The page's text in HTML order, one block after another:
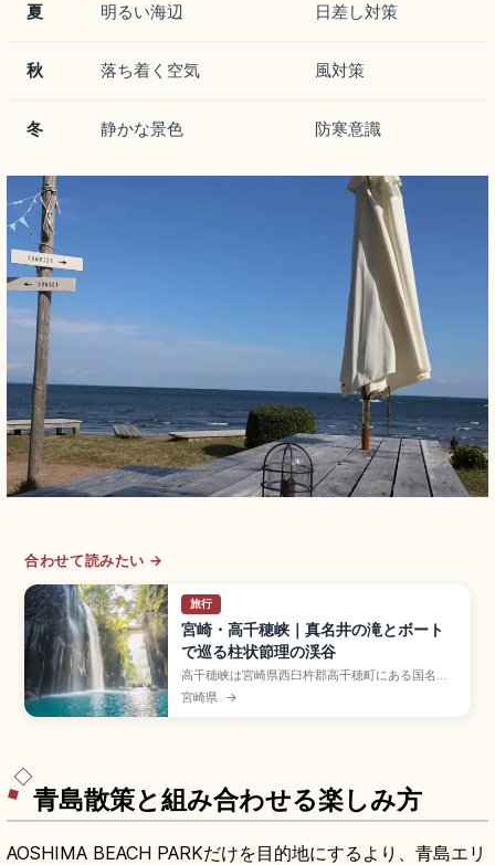
夏 明るい海辺 日差し対策
秋 落ち着く空気 風対策
冬 静かな景色 防寒意識
合わせて読みたい →
旅行
宮崎・高千穂峡｜真名井の滝とボート
で巡る柱状節理の渓谷
高千穂峡は宮崎県西臼杵郡高千穂町にある国名
勝・天然記念物に指定された渓谷で、阿蘇火山の
火砕流が冷えて固まり五ヶ瀬川の侵食で形成され
宮崎県 →
青島散策と組み合わせる楽しみ方
AOSHIMA BEACH PARKだけを目的地にするより、青島エリ